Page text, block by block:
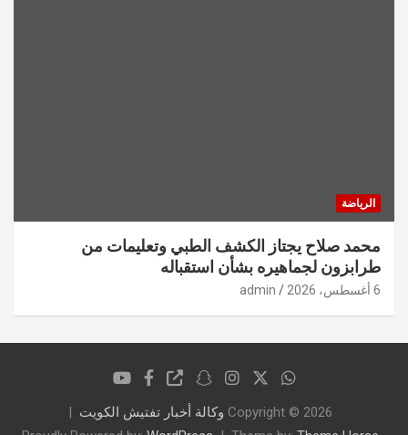
الرياضة
محمد صلاح يجتاز الكشف الطبي وتعليمات من
طرابزون لجماهيره بشأن استقباله
6 أغسطس، 2026 admin
Copyright © 2026 وكالة أخبار تفتيش الكويت